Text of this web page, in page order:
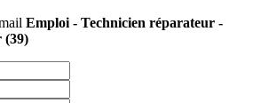
Emploi - Technicien réparateur -
(39)